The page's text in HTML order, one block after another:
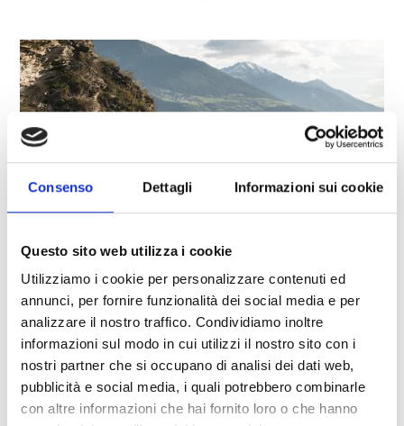
Consenso Dettagli Informazioni sui cookie
Questo sito web utilizza i cookie
Utilizziamo i cookie per personalizzare contenuti ed
annunci, per fornire funzionalità dei social media e per
analizzare il nostro traffico. Condividiamo inoltre
informazioni sul modo in cui utilizzi il nostro sito con i
nostri partner che si occupano di analisi dei dati web,
pubblicità e social media, i quali potrebbero combinarle
con altre informazioni che hai fornito loro o che hanno
SENTIERO DELLA ROGGIA "FRAUWAAL"
sentiero n. 9, 1
2:30 h
234 hm
9,3 km